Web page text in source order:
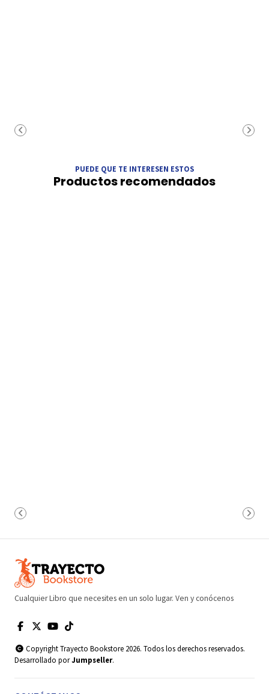
PUEDE QUE TE INTERESEN ESTOS
Productos recomendados
Cualquier Libro que necesites en un solo lugar. Ven y conócenos
Copyright Trayecto Bookstore 2026. Todos los derechos reservados.
Desarrollado porJumpseller.